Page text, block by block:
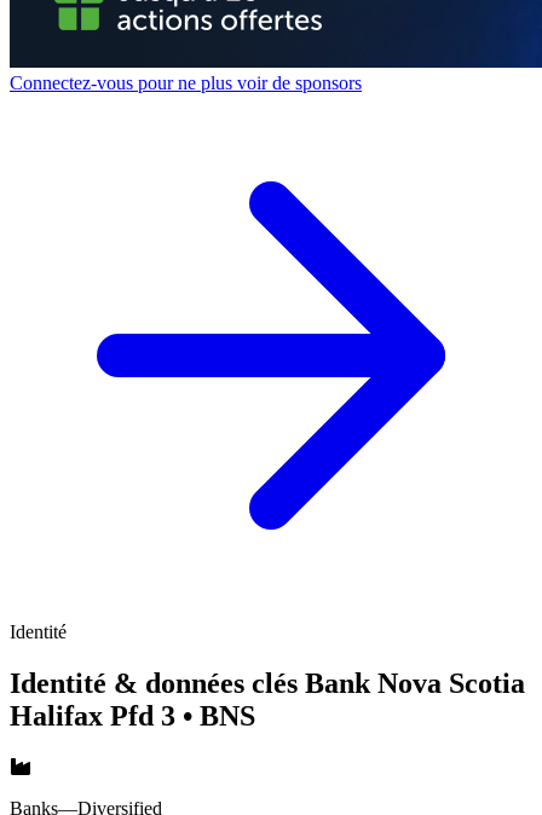
Connectez-vous pour ne plus voir de sponsors
Identité
Identité & données clés Bank Nova Scotia
Halifax Pfd 3 • BNS
Banks—Diversified